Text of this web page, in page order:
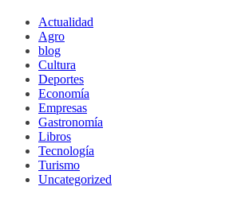
Actualidad
Agro
blog
Cultura
Deportes
Economía
Empresas
Gastronomía
Libros
Tecnología
Turismo
Uncategorized